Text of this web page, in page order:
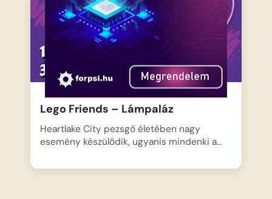
Lego Friends – Lámpaláz
Heartlake City pezsgő életében nagy
esemény készülődik, ugyanis mindenki a…